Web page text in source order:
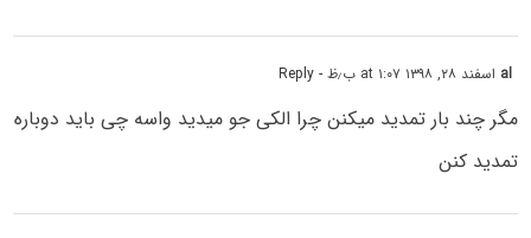
al اسفند ۲۸, ۱۳۹۸ at ۱:۰۷ ب٫ظ - Reply
مگر چند بار تمدید میکنن چرا الکی جو میدید واسه چی باید دوباره
تمدید کنن